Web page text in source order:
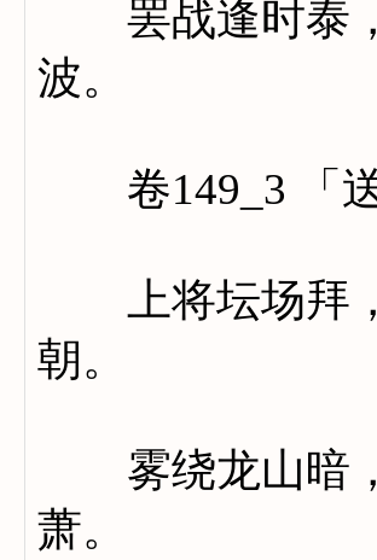
罢战逢时泰，
波。
卷149_3 「送
上将坛场拜，
朝。
雾绕龙山暗，
萧。